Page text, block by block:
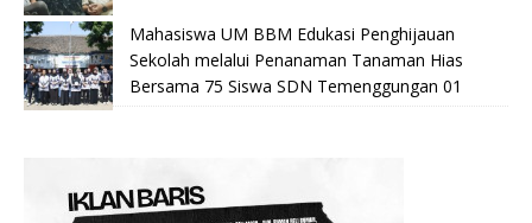
Mahasiswa UM BBM Edukasi Penghijauan
Sekolah melalui Penanaman Tanaman Hias
Bersama 75 Siswa SDN Temenggungan 01